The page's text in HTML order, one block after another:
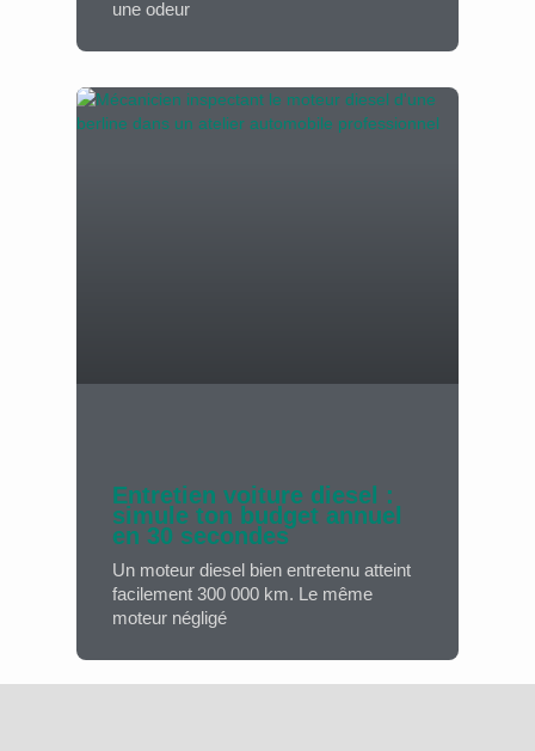
une odeur
Entretien voiture diesel :
simule ton budget annuel
en 30 secondes
Un moteur diesel bien entretenu atteint
facilement 300 000 km. Le même
moteur négligé